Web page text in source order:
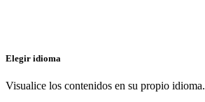
Elegir idioma
Visualice los contenidos en su propio idioma.